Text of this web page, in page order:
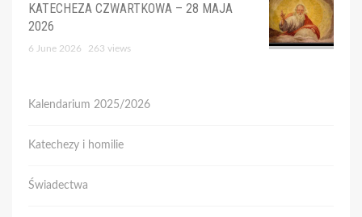
KATECHEZA CZWARTKOWA – 28 MAJA
2026
6 June 2026 263 views
Kalendarium 2025/2026
Katechezy i homilie
Świadectwa